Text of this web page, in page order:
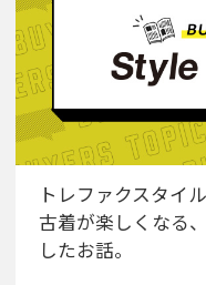
トレファクスタイ
古着が楽しくなる
したお話。